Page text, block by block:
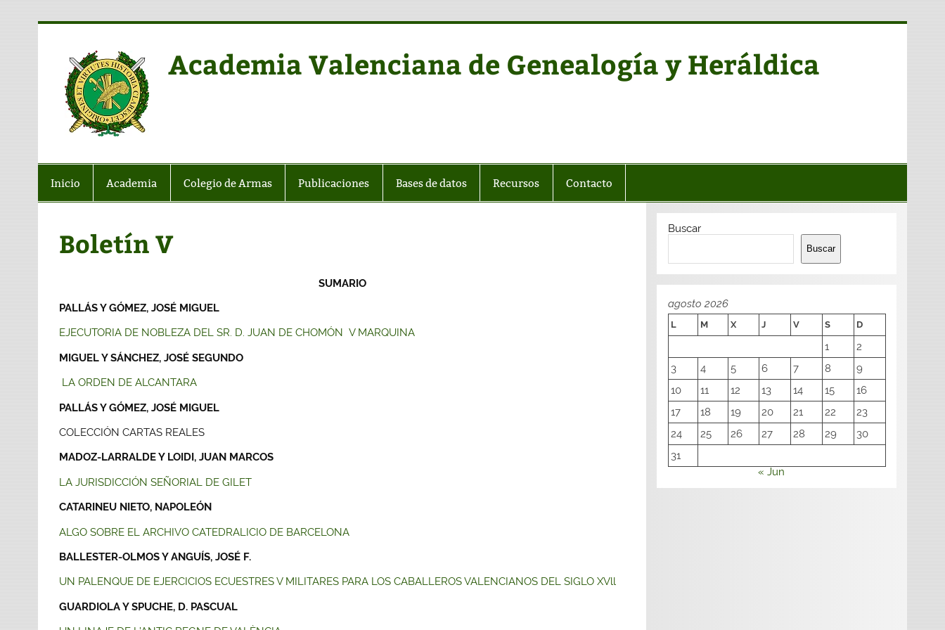
Academia Valenciana de Genealogía y Heráldica
Inicio Academia Colegio de Armas Publicaciones Bases de datos Recursos Contacto
Boletín V
SUMARIO
PALLÁS Y GÓMEZ, JOSÉ MIGUEL
EJECUTORIA DE NOBLEZA DEL SR. D. JUAN DE CHOMÓN V MARQUINA
MIGUEL Y SÁNCHEZ, JOSÉ SEGUNDO
LA ORDEN DE ALCANTARA
PALLÁS Y GÓMEZ, JOSÉ MIGUEL
COLECCIÓN CARTAS REALES
MADOZ-LARRALDE Y LOIDI, JUAN MARCOS
LA JURISDICCIÓN SEÑORIAL DE GILET
CATARINEU NIETO, NAPOLEÓN
ALGO SOBRE EL ARCHIVO CATEDRALICIO DE BARCELONA
BALLESTER-OLMOS Y ANGUÍS, JOSÉ F.
UN PALENQUE DE EJERCICIOS ECUESTRES V MILITARES PARA LOS CABALLEROS VALENCIANOS DEL SIGLO XVll
GUARDIOLA Y SPUCHE, D. PASCUAL
Buscar
Buscar
agosto 2026
L M X J V S D
1
2
3
4 5 6 7 8
9
10
11 12 13 14 15
16
17
18 19 20 21 22
23
24
25 26 27 28 29
30
31
« Jun